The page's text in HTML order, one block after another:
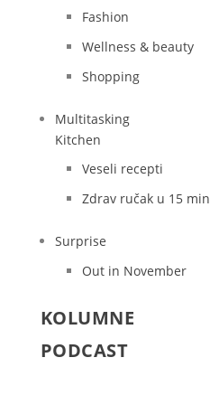
Fashion
Wellness & beauty
Shopping
Multitasking
Kitchen
Veseli recepti
Zdrav ručak u 15 min
Surprise
Out in November
KOLUMNE
PODCAST